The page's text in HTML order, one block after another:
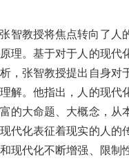
智教授将焦点转向了人
理。基于对于人的现代
，张智教授提出自身对
解。他指出，人的现代
的大命题、大概念，从
现代化表征着现实的人的
现代化不断增强、限制